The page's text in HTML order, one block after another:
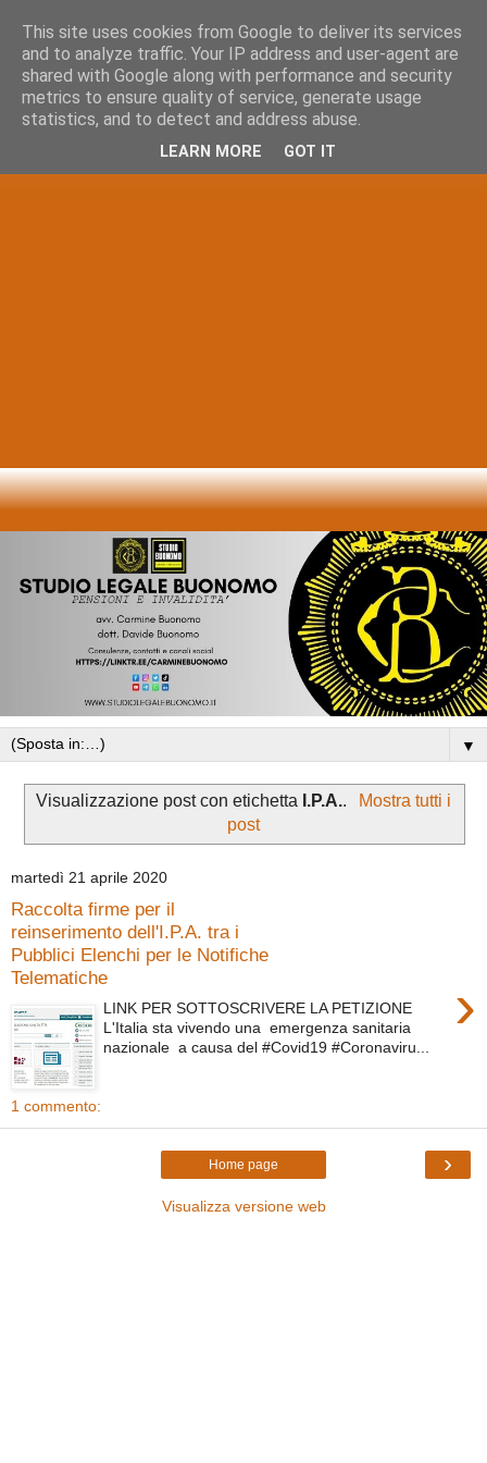
▼
Visualizzazione post con etichetta I.P.A..
Mostra tutti i
post
martedì 21 aprile 2020
Raccolta firme per il
reinserimento dell'I​.​P​.​A. tra i
Pubblici Elenchi per le Notifiche
Telematiche
›
LINK PER SOTTOSCRIVERE LA PETIZIONE
L'Italia sta vivendo una emergenza sanitaria
nazionale a causa del #Covid19 #Coronaviru...
1 commento:
›
Home page
Visualizza versione web
This site uses cookies from Google to deliver its services
and to analyze traffic. Your IP address and user-agent are
shared with Google along with performance and security
metrics to ensure quality of service, generate usage
statistics, and to detect and address abuse.
LEARN MORE GOT IT